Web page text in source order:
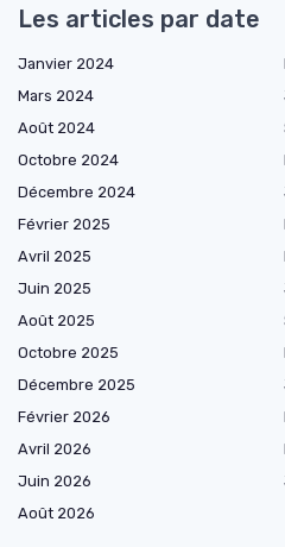
Les articles par date
Janvier 2024
Mars 2024
Août 2024
Octobre 2024
Décembre 2024
Février 2025
Avril 2025
Juin 2025
Août 2025
Octobre 2025
Décembre 2025
Février 2026
Avril 2026
Juin 2026
Août 2026